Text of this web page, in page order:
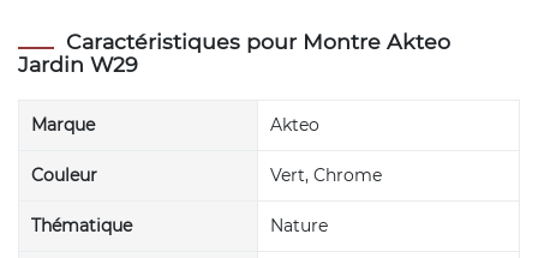
Caractéristiques pour Montre Akteo
Jardin W29
Marque Akteo
Couleur Vert, Chrome
Thématique Nature